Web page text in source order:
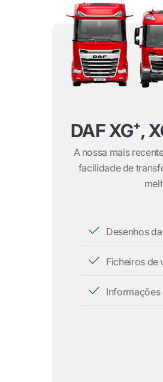
DAF XG⁺,
A nossa mais
facilidade de
Desenhos
Ficheiros de